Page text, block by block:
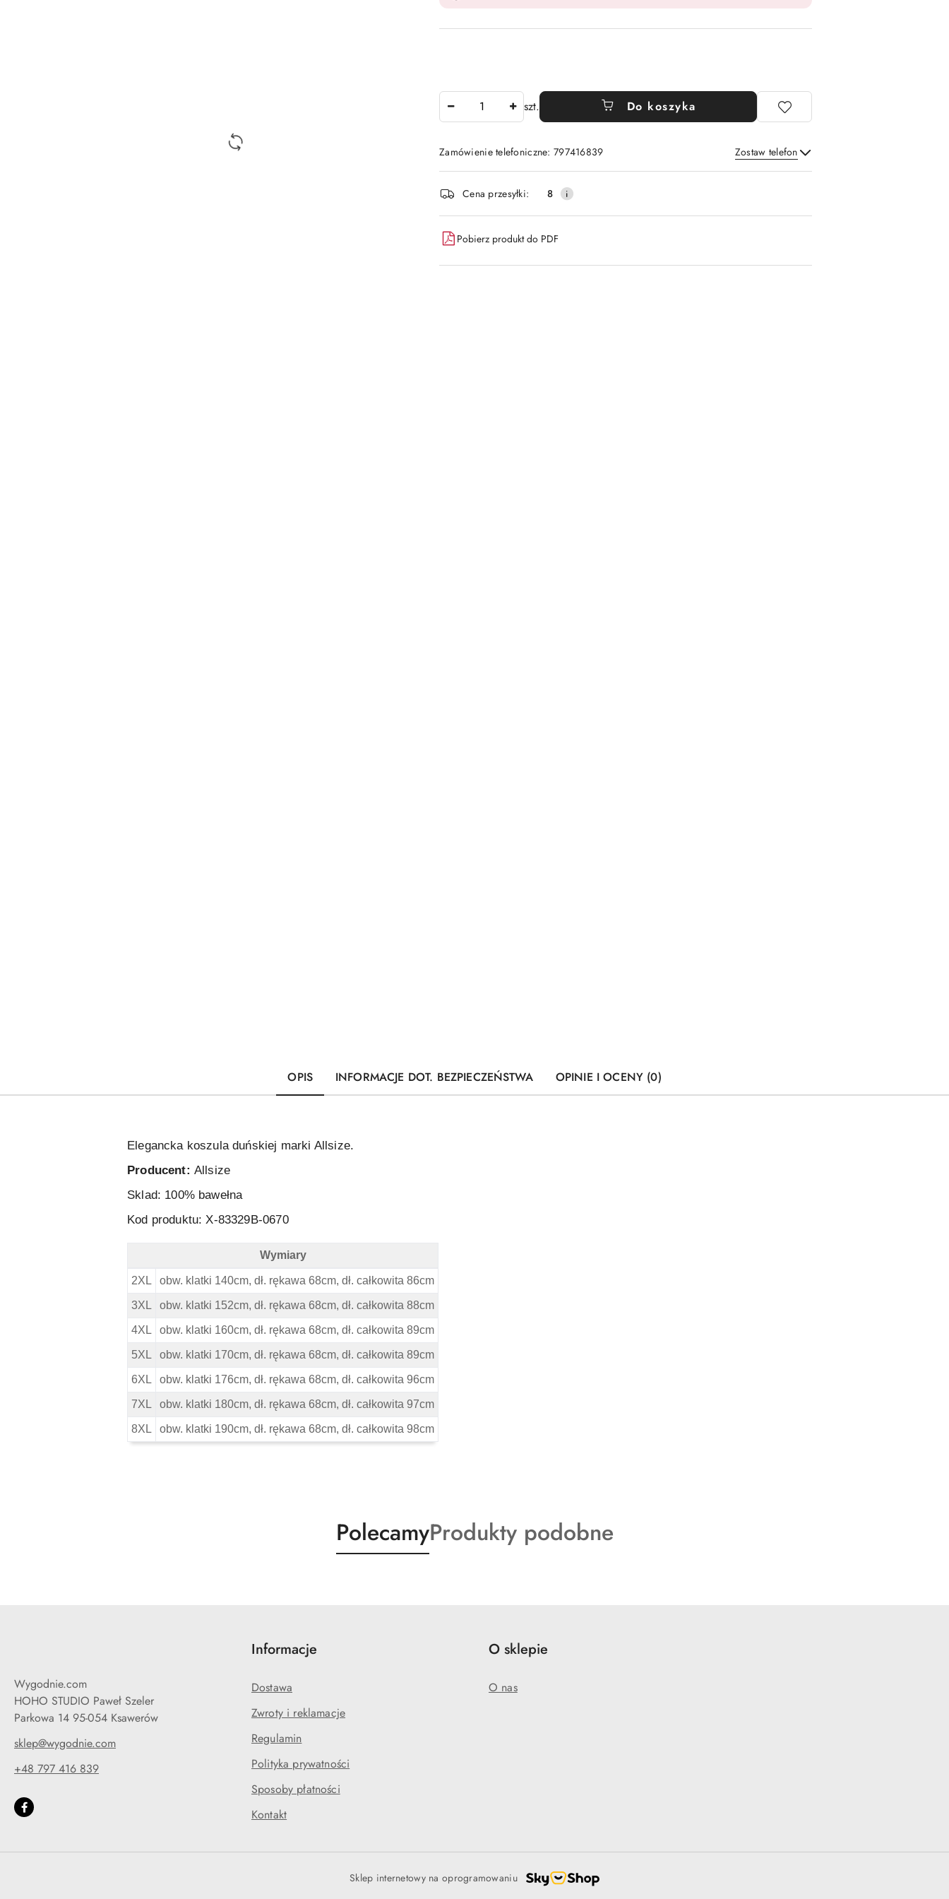
szt. Do koszyka
Zamówienie telefoniczne: 797416839 Zostaw telefon
Wyślij
Dostępność
i
dostawa
Cena przesyłki: 8
Pobierz produkt do PDF
OPIS INFORMACJE DOT. BEZPIECZEŃSTWA OPINIE I OCENY (0)
Elegancka koszula duńskiej marki Allsize.
Producent: Allsize
Sklad: 100% bawełna
Kod produktu: X-83329B-0670
Replika Duża Koszula - Wymiary
Wymiary
2XL obw. klatki 140cm, dł. rękawa 68cm, dł. całkowita 86cm
3XL obw. klatki 152cm, dł. rękawa 68cm, dł. całkowita 88cm
4XL obw. klatki 160cm, dł. rękawa 68cm, dł. całkowita 89cm
5XL obw. klatki 170cm, dł. rękawa 68cm, dł. całkowita 89cm
6XL obw. klatki 176cm, dł. rękawa 68cm, dł. całkowita 96cm
7XL obw. klatki 180cm, dł. rękawa 68cm, dł. całkowita 97cm
8XL obw. klatki 190cm, dł. rękawa 68cm, dł. całkowita 98cm
Produkty
o
PolecamyProdukty
o
Produkty podobne
Wygodnie.com
HOHO STUDIO Paweł Szeler
Parkowa 14 95-054 Ksawerów
sklep@wygodnie.com
+48 797 416 839
Informacje
Dostawa
Zwroty i reklamacje
Regulamin
Polityka prywatności
Sposoby płatności
Kontakt
O sklepie
O nas
Sklep internetowy na oprogramowaniu